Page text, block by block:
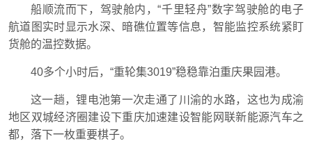
船顺流而下，驾驶舱内，“千里轻舟”数字驾驶舱的电子
航道图实时显示水深、暗礁位置等信息，智能监控系统紧盯
货舱的温控数据。
40多个小时后，“重轮集3019”稳稳靠泊重庆果园港。
这一趟，锂电池第一次走通了川渝的水路，这也为成渝
地区双城经济圈建设下重庆加速建设智能网联新能源汽车之
都，落下一枚重要棋子。